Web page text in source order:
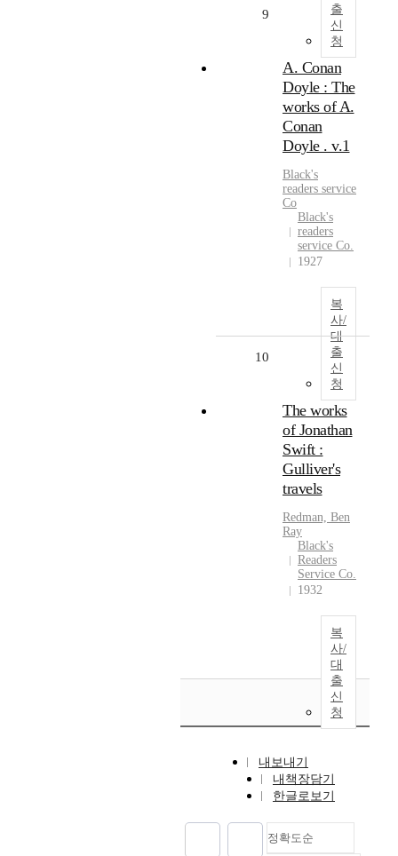
출
신
청
9
A. Conan
Doyle : The
works of A.
Conan
Doyle . v.1
Black's
readers service
Co
Black's
readers
service Co.
1927
복
사/
대
출
신
청
10
The works
of Jonathan
Swift :
Gulliver's
travels
Redman, Ben
Ray
Black's
Readers
Service Co.
1932
복
사/
대
출
신
청
내보내기
내책장담기
한글로보기
정확도순